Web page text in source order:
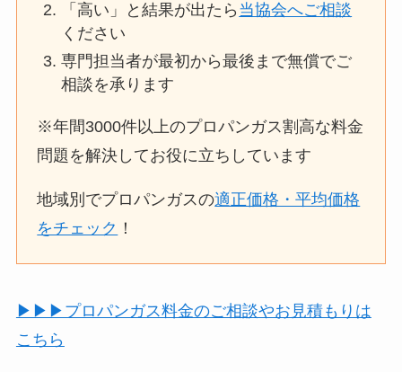
「高い」と結果が出たら 当協会へご相談
ください
専門担当者が最初から最後まで無償でご
相談を承ります
※年間3000件以上のプロパンガス割高な料金
問題を解決してお役に立ちしています
地域別でプロパンガスの適正価格・平均価格
をチェック ！
▶︎▶︎▶︎プロパンガス料金のご相談やお見積もりは
こちら